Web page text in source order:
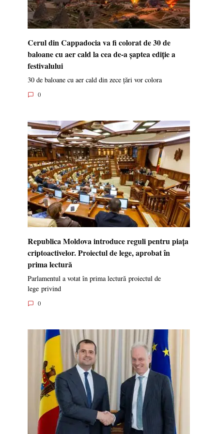
Cerul din Cappadocia va fi colorat de 30 de
baloane cu aer cald la cea de-a șaptea ediție a
festivalului
30 de baloane cu aer cald din zece țări vor colora
0
Republica Moldova introduce reguli pentru piața
criptoactivelor. Proiectul de lege, aprobat în
prima lectură
Parlamentul a votat în prima lectură proiectul de
lege privind
0